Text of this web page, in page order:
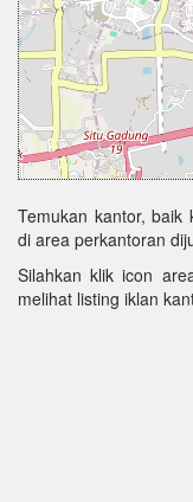
Temukan kantor,
di area perkantoran
Silahkan klik icon
melihat listing iklan